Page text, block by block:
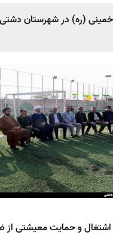
(ره) در شهرستان دشتی
اشتغال و حمایت معیشتی از